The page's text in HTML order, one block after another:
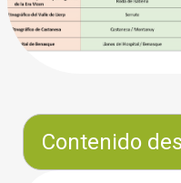
Contenido